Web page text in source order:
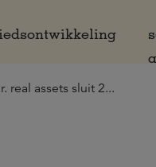
real assets sluit 2...